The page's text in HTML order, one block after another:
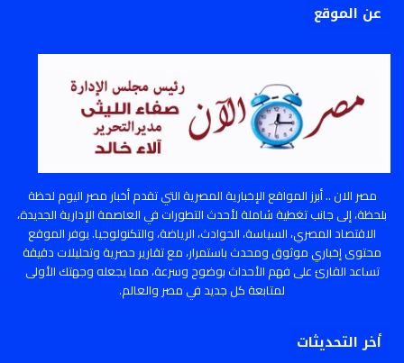
عن الموقع
مصر الان .. أبرز المواقع الإخبارية المصرية التي تقدم أخبار مصر اليوم لحظة
بلحظة، إلى جانب تغطية شاملة لأحدث التطورات في العاصمة الإدارية الجديدة،
الاقتصاد المصري، السياسة، الحوادث، الرياضة، والتكنولوجيا. يوفر الموقع
محتوى إخباري موثوق ومحدث باستمرار، مع تقارير حصرية وتحليلات دقيقة
تساعد القارئ على فهم الأحداث بوضوح وسرعة، مما يجعله وجهتك الأولى
لمتابعة كل جديد في مصر والعالم.
أخر التحديثات